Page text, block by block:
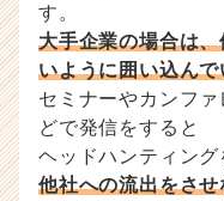
r
e
e
す。
大手企業の場合は
いように囲い込ん
セミナーやカンフ
どで発信をすると
ヘッドハンティング
他社への流出をさ